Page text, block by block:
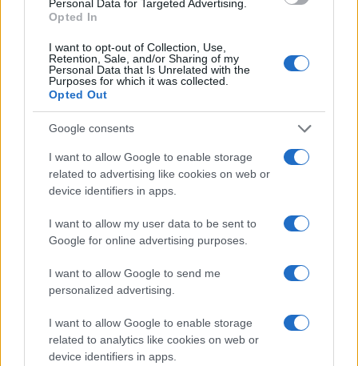
Personal Data for Targeted Advertising.
Opted In
I want to opt-out of Collection, Use,
Retention, Sale, and/or Sharing of my
Personal Data that Is Unrelated with the
Purposes for which it was collected.
Opted Out
Google consents
I want to allow Google to enable storage
related to advertising like cookies on web or
device identifiers in apps.
I want to allow my user data to be sent to
Google for online advertising purposes.
I want to allow Google to send me
personalized advertising.
I want to allow Google to enable storage
related to analytics like cookies on web or
device identifiers in apps.
Motorist v Radljah ob Dravi trčil
v ulično svetilko in se hudo
(VIDEO) Skupina iTAK
Več iz kategorije Črna kronika
V zalivu na Pašmanu našli
truplo 24-letnega Slovenca
Na Prevaljah se je huje
poškodoval voznik e-skiroja
Na bencinskem servisu v
Dravogradu zagorel točilni
Motorist v Radljah ob Dravi trčil